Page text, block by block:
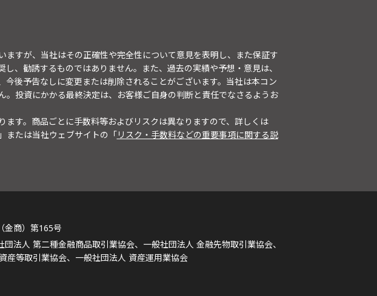
すが、当社はその正確性や完全性について意見を表明し、また保証す
、勧誘するものではありません。また、過去の実績や予想・意見は、
後予告なしに変更または削除されることがございます。当社は本コン
投資にかかる最終決定は、お客様ご自身の判断と責任でなさるようお
す。商品ごとに手数料等およびリスクは異なりますので、詳しくは
または当社ウェブサイトの「リスク・手数料などの重要事項に関する説
商）第165号
団法人 第二種金融商品取引業協会、一般社団法人 金融先物取引業協会、
産等取引業協会、一般社団法人 資産運用業協会